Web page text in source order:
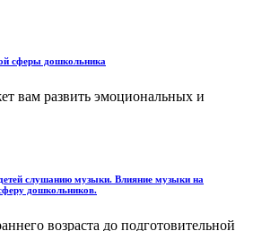
сферы дошкольника
вам развить эмоциональных и
слушанию музыки. Влияние музыки на
дошкольников.
возраста до подготовительной